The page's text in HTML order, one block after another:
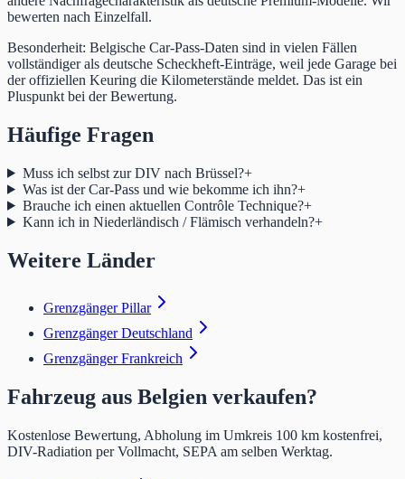
bewerten nach Einzelfall.
Besonderheit: Belgische Car-Pass-Daten sind in vielen Fällen
vollständiger als deutsche Scheckheft-Einträge, weil jede Garage bei
der offiziellen Keuring die Kilometerstände meldet. Das ist ein
Pluspunkt bei der Bewertung.
Häufige Fragen
Muss ich selbst zur DIV nach Brüssel?+
Was ist der Car-Pass und wie bekomme ich ihn?+
Brauche ich einen aktuellen Contrôle Technique?+
Kann ich in Niederländisch / Flämisch verhandeln?+
Weitere Länder
Grenzgänger Pillar
Grenzgänger Deutschland
Grenzgänger Frankreich
Fahrzeug aus Belgien verkaufen?
Kostenlose Bewertung, Abholung im Umkreis 100 km kostenfrei,
DIV-Radiation per Vollmacht, SEPA am selben Werktag.